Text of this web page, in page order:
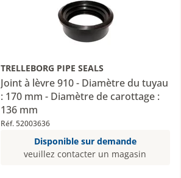
TRELLEBORG PIPE SEALS
Joint à lèvre 910 - Diamètre du tuyau
: 170 mm - Diamètre de carottage :
136 mm
Réf. 52003636
Disponible sur demande
veuillez contacter un magasin